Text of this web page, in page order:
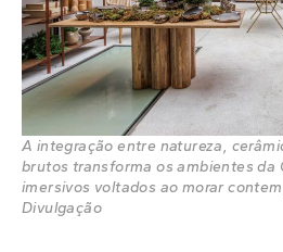
A integração entre natureza,
brutos transforma os ambientes da
imersivos voltados ao morar
Divulgação